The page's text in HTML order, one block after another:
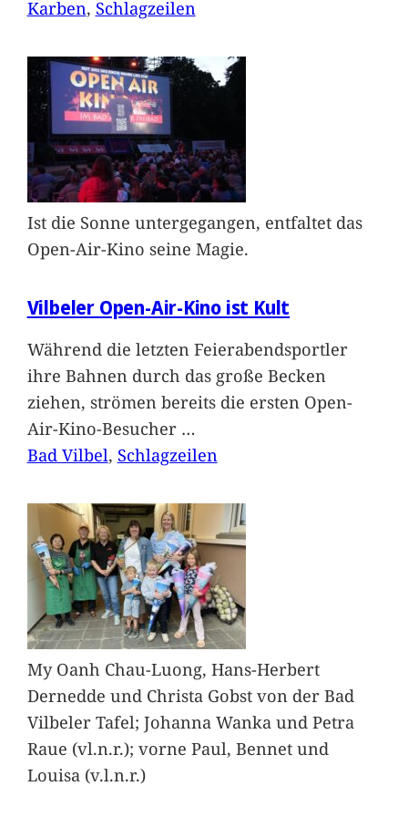
Karben, Schlagzeilen
Ist die Sonne untergegangen, entfaltet das
Open-Air-Kino seine Magie.
Vilbeler Open-Air-Kino ist Kult
Während die letzten Feierabendsportler
ihre Bahnen durch das große Becken
ziehen, strömen bereits die ersten Open-
Air-Kino-Besucher …
Bad Vilbel, Schlagzeilen
My Oanh Chau-Luong, Hans-Herbert
Dernedde und Christa Gobst von der Bad
Vilbeler Tafel; Johanna Wanka und Petra
Raue (vl.n.r.); vorne Paul, Bennet und
Louisa (v.l.n.r.)